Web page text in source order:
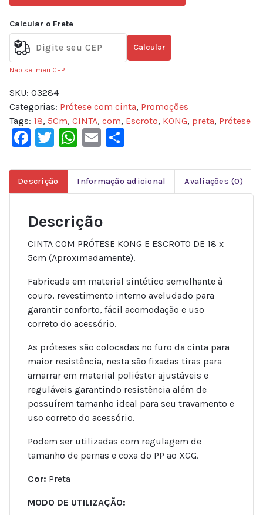
Calcular o Frete
Calcular
Não sei meu CEP
SKU: 03284
Categorias: Prótese com cinta, Promoções
Tags: 18, 5Cm, CINTA, com, Escroto, KONG, preta, Prótese
Facebook
Twitter
WhatsApp
Email
Descrição Informação adicional Avaliações (0)
Descrição
CINTA COM PRÓTESE KONG E ESCROTO DE 18 x
5cm (Aproximadamente).
Fabricada em material sintético semelhante à
couro, revestimento interno aveludado para
garantir conforto, fácil acomodação e uso
correto do acessório.
As próteses são colocadas no furo da cinta para
maior resistência, nesta são fixadas tiras para
amarrar em material poliéster ajustáveis e
reguláveis garantindo resistência além de
possuírem tamanho ideal para seu travamento e
uso correto do acessório.
Podem ser utilizadas com regulagem de
tamanho de pernas e coxa do PP ao XGG.
Cor: Preta
MODO DE UTILIZAÇÃO: